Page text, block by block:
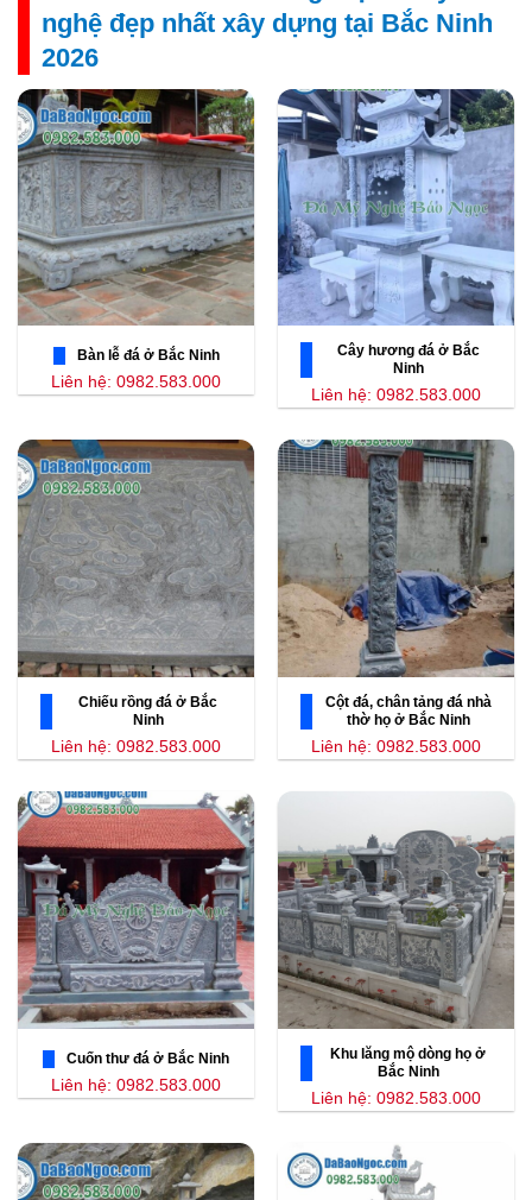
nghệ đẹp nhất xây dựng tại Bắc Ninh
2026
Bàn lễ đá ở Bắc Ninh
Liên hệ: 0982.583.000
Cây hương đá ở Bắc
Ninh
Liên hệ: 0982.583.000
Chiếu rồng đá ở Bắc
Ninh
Liên hệ: 0982.583.000
Cột đá, chân tảng đá nhà
thờ họ ở Bắc Ninh
Liên hệ: 0982.583.000
Cuốn thư đá ở Bắc Ninh
Liên hệ: 0982.583.000
Khu lăng mộ dòng họ ở
Bắc Ninh
Liên hệ: 0982.583.000